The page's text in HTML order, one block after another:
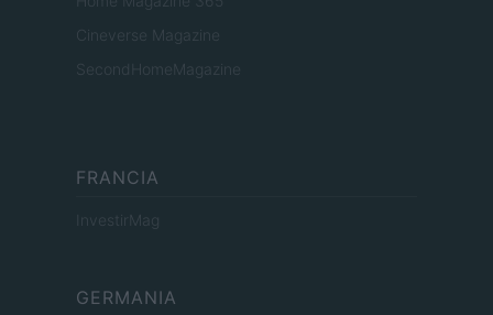
Cineverse Magazine
SecondHomeMagazine
FRANCIA
InvestirMag
GERMANIA